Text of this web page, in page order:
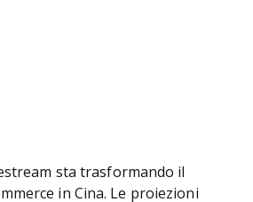
sta trasformando il
in Cina. Le proiezioni